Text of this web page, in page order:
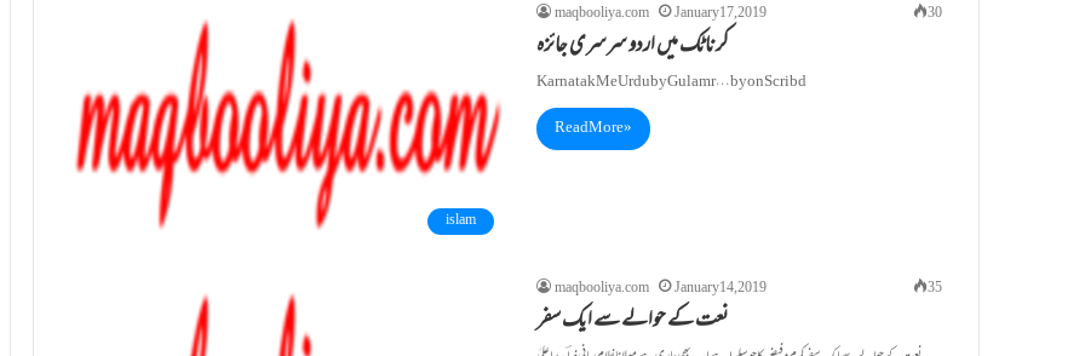
islam
maqbooliya.com January 17, 2019 30
کرناٹک میں اردو سرسری جائزہ
Karnatak Me Urdu by Gulam r… by on Scribd
Read More »
maqbooliya.com January 14, 2019 35
نعت کے حوالے سے ایک سفر